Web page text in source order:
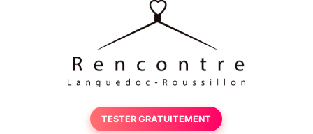
TESTER GRATUITEMENT